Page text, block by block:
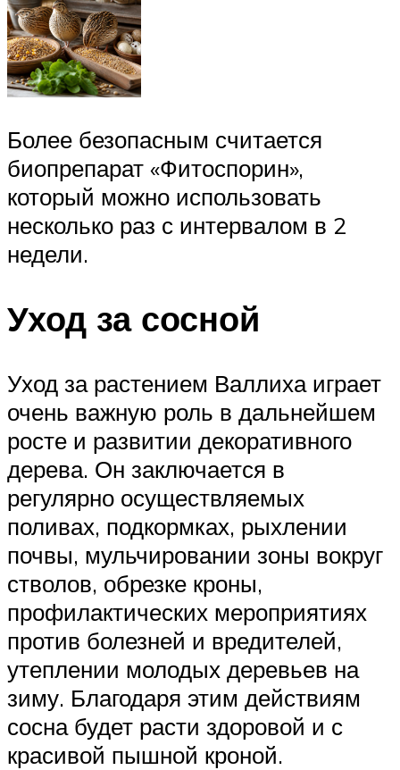
Более безопасным считается
биопрепарат «Фитоспорин»,
который можно использовать
несколько раз с интервалом в 2
недели.
Уход за сосной
Уход за растением Валлиха играет
очень важную роль в дальнейшем
росте и развитии декоративного
дерева. Он заключается в
регулярно осуществляемых
поливах, подкормках, рыхлении
почвы, мульчировании зоны вокруг
стволов, обрезке кроны,
профилактических мероприятиях
против болезней и вредителей,
утеплении молодых деревьев на
зиму. Благодаря этим действиям
сосна будет расти здоровой и с
красивой пышной кроной.